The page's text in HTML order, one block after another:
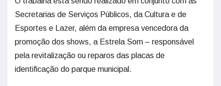
Secretarias de Serviços Públicos, da Cultura e de
Esportes e Lazer, além da empresa vencedora da
promoção dos shows, a Estrela Som – responsável
pela revitalização ou reparos das placas de
identificação do parque municipal.